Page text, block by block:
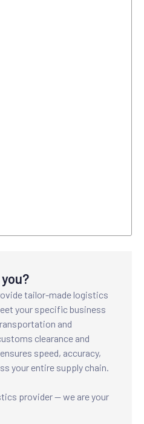
tailor-made logistics
your specific business
and
clearance and
speed, accuracy,
your entire supply chain.
provider — we are your